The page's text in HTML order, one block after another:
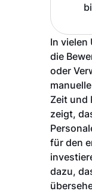
In vielen
die
oder
Zeit und
zeigt,
für den
dazu,